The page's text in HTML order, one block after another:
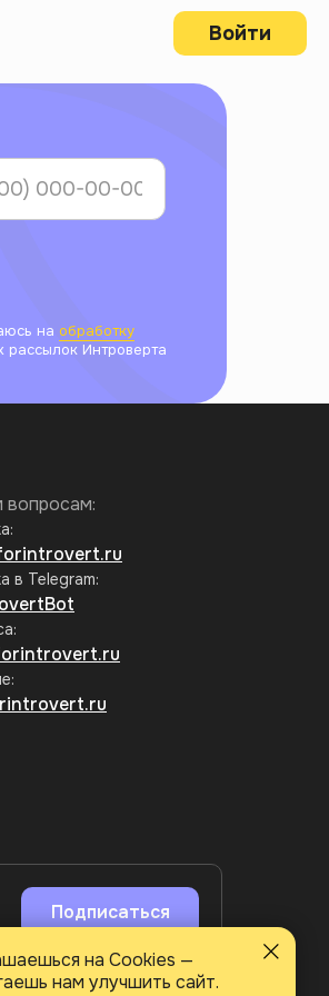
Войти
на обработку
Интроверта
в Telegram:
Подписаться
данных
на Cookies —
нам улучшить сайт.